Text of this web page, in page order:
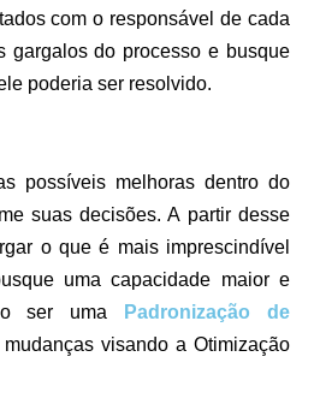
com o responsável de cada
gargalos do processo e busque
poderia ser resolvido.
possíveis melhoras dentro do
suas decisões. A partir desse
o que é mais imprescindível
uma capacidade maior e
ser uma
Padronização de
visando a Otimização